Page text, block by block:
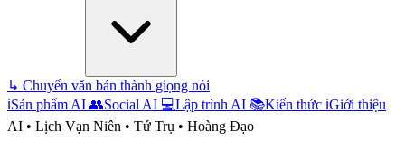
↳ Chuyển văn bản thành giọng nói
ℹ️Sản phẩm AI 👥Social AI 💻Lập trình AI 📚Kiến thức ℹ️Giới thiệu
AI • Lịch Vạn Niên • Tứ Trụ • Hoàng Đạo